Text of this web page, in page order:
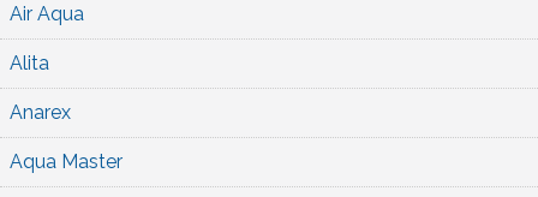
Air Aqua
Alita
Anarex
Aqua Master